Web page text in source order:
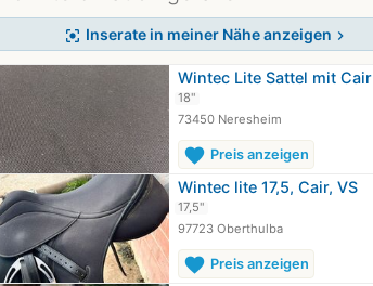
center_focus_strong Inserate in meiner Nähe anzeigen chevron_right
Wintec Lite Sattel mit Cair
18"
73450 Neresheim
favorite Preis anzeigen
Wintec lite 17,5, Cair, VS
17,5"
97723 Oberthulba
favorite Preis anzeigen